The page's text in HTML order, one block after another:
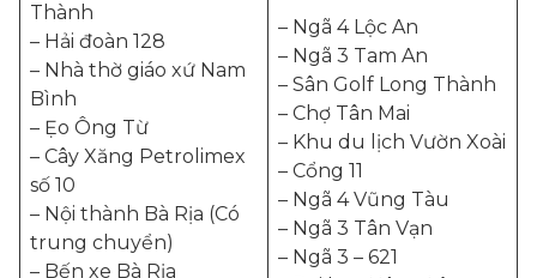
Thành
– Hải đoàn 128
– Nhà thờ giáo xứ Nam
Bình
– Ẹo Ông Từ
– Cây Xăng Petrolimex
số 10
– Nội thành Bà Rịa (Có
trung chuyển)
– Bến xe Bà Rịa
– Ngã 4 Lộc An
– Ngã 3 Tam An
– Sân Golf Long Thành
– Chợ Tân Mai
– Khu du lịch Vườn Xoài
– Cổng 11
– Ngã 4 Vũng Tàu
– Ngã 3 Tân Vạn
– Ngã 3 – 621